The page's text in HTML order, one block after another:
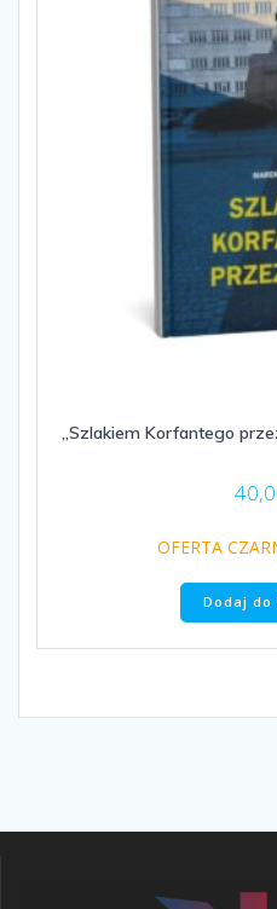
„Szlakiem Korfantego
OFERTA
Dodaj do